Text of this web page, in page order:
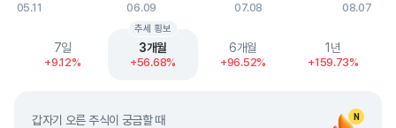
05.11 06.09 07.08 08.07
End of interactive chart.
7일
+9.12%
3개월
+56.68%
추세 횡보
6개월
+96.52%
1년
+159.73%
N
갑자기 오른 주식이 궁금할 때